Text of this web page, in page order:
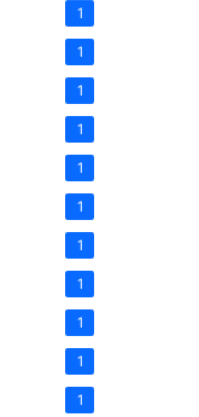
1
1
1
1
1
1
1
1
1
1
1